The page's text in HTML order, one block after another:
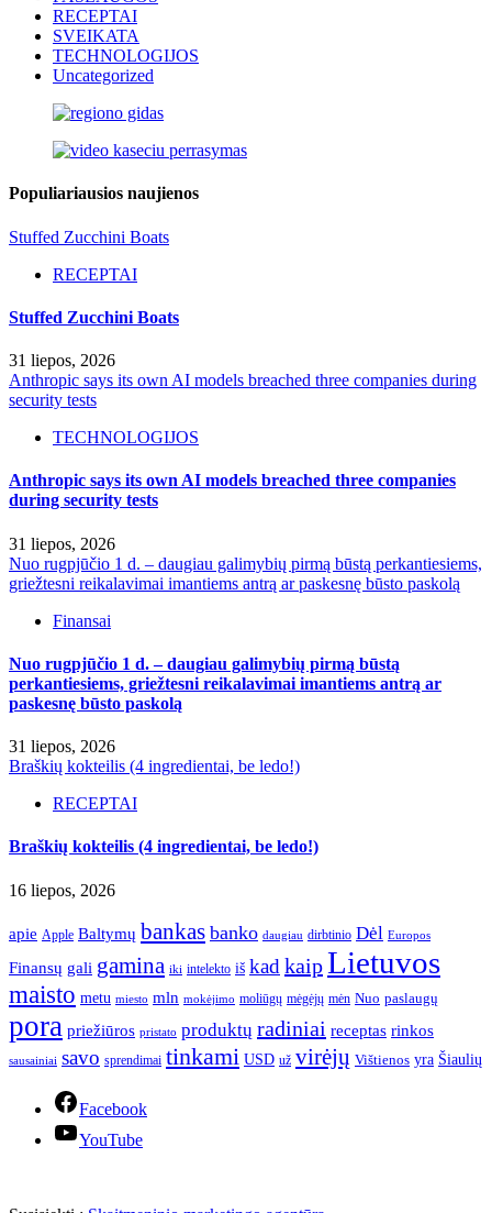
RECEPTAI
SVEIKATA
TECHNOLOGIJOS
Uncategorized
Populiariausios naujienos
Stuffed Zucchini Boats
RECEPTAI
Stuffed Zucchini Boats
31 liepos, 2026
Anthropic says its own AI models breached three companies during
security tests
TECHNOLOGIJOS
Anthropic says its own AI models breached three companies
during security tests
31 liepos, 2026
Nuo rugpjūčio 1 d. – daugiau galimybių pirmą būstą perkantiesiems,
griežtesni reikalavimai imantiems antrą ar paskesnę būsto paskolą
Finansai
Nuo rugpjūčio 1 d. – daugiau galimybių pirmą būstą
perkantiesiems, griežtesni reikalavimai imantiems antrą ar
paskesnę būsto paskolą
31 liepos, 2026
Braškių kokteilis (4 ingredientai, be ledo!)
RECEPTAI
Braškių kokteilis (4 ingredientai, be ledo!)
16 liepos, 2026
apie Apple Baltymų bankas banko daugiau dirbtinio Dėl Europos
Finansų gali gamina iki intelekto iš kad kaipLietuvos
maisto metu miesto mln mokėjimo moliūgų mėgėjų mėn Nuo paslaugų
pora priežiūros pristato produktų radiniai receptas rinkos
sausainiai savo sprendimai tinkami USD už virėjų Vištienos yra Šiaulių
Facebook
YouTube